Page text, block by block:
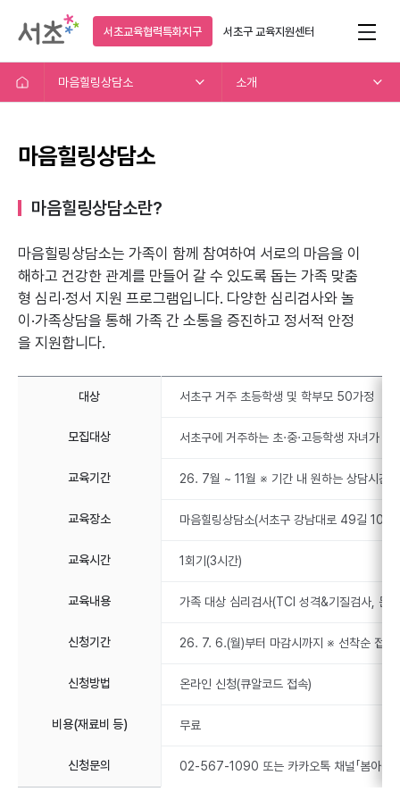
서초교육협력특화지구 서초구교육지원센터
마음힐링상담소 소개
마음힐링상담소
마음힐링상담소란?
마음힐링상담소는 가족이 함께 참여하여 서로의 마음을 이
해하고 건강한 관계를 만들어 갈 수 있도록 돕는 가족 맞춤
형 심리·정서 지원 프로그램입니다. 다양한 심리검사와 놀
이·가족상담을 통해 가족 간 소통을 증진하고 정서적 안정
을 지원합니다.
대상 서초구 거주 초등학생 및 학부모 50가정
모집대상 서초구에 거주하는 초·중·고등학생 자녀가
교육기간 26. 7월 ~ 11월 ※ 기간 내 원하는 상담시간
교육장소 마음힐링상담소(서초구 강남대로 49길 10)
교육시간 1회기(3시간)
교육내용 가족 대상 심리검사(TCI 성격&기질검사, 문
신청기간 26. 7. 6.(월)부터 마감시까지 ※ 선착순 접수
신청방법 온라인 신청(큐알코드 접속)
비용(재료비 등) 무료
신청문의 02-567-1090 또는 카카오톡 채널「봄아동청